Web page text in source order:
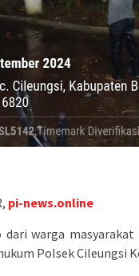
pi-news.online
warga
Polsek Cileungsi